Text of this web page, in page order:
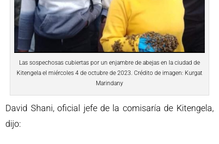
Las sospechosas cubiertas por un enjambre de abejas en la ciudad de
Kitengela el miércoles 4 de octubre de 2023. Crédito de imagen: Kurgat
Marindany
David Shani, oficial jefe de la comisaría de Kitengela,
dijo: